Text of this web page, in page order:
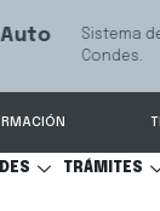
Sistema de
Condes.
TRÁMITES